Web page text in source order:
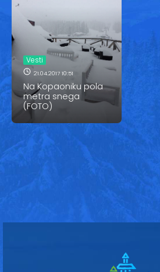
Vesti
21.04.2017 10:51
Na Kopaoniku pola
metra snega
(FOTO)